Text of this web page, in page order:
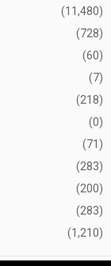
(11,480)
(728)
(60)
(7)
(218)
(0)
(71)
(283)
(200)
(283)
(1,210)